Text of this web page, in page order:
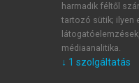
harmadik féltől
tartozó sütik; ilyen
médiaanalitika.
↓ 1 szolgáltatás